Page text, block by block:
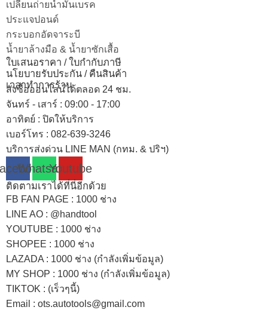
เปลี่ยนถ่ายน้ำมันเบรค
ประแจปอนด์
กระบอกอัดจาระบี
น้ำยาล้างมือ & น้ำยาซักเสื้อ
ใบเสนอราคา / ใบกำกับภาษี
นโยบายรับประกัน / คืนสินค้า
เวลาทำการร้าน
สั่งซื้อออนไลน์ได้ตลอด 24 ชม.
จันทร์ - เสาร์ : 09:00 - 17:00
อาทิตย์ : ปิดให้บริการ
เบอร์โทร : 082-639-3246
บริการส่งด่วน LINE MAN (กทม. & ปริฯ)
WhatsappYoutube
ติดตามเราได้ที่นี่อีกด้วย
FB FAN PAGE : 1000 ช่าง
LINE AO : @handtool
YOUTUBE : 1000 ช่าง
SHOPEE : 1000 ช่าง
LAZADA : 1000 ช่าง (กำลังเพิ่มข้อมูล)
MY SHOP : 1000 ช่าง (กำลังเพิ่มข้อมูล)
TIKTOK : (เร็วๆนี้)
Email : ots.autotools@gmail.com